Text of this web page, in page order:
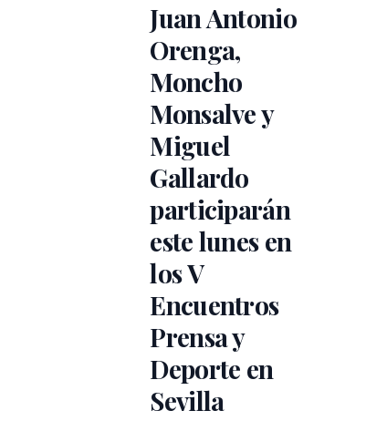
Juan Antonio
Orenga,
Moncho
Monsalve y
Miguel
Gallardo
participarán
este lunes en
los V
Encuentros
Prensa y
Deporte en
Sevilla